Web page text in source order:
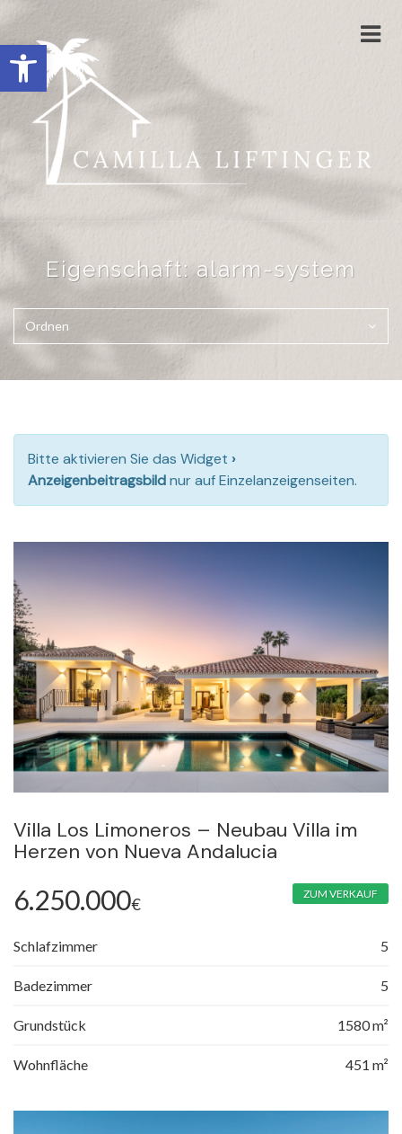
Open toolbar
Eigenschaft:alarm-system
Ordnen
Bitte aktivieren Sie das Widget ›
Anzeigenbeitragsbildnur auf Einzelanzeigenseiten.
Villa Los Limoneros – Neubau Villa im
Herzen von Nueva Andalucia
6.250.000€
ZUM VERKAUF
Schlafzimmer 5
Badezimmer 5
Grundstück 1580 m²
Wohnfläche 451 m²